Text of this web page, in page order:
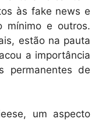
às fake news e
mínimo e outros.
estão na pauta
a importância
permanentes de
um aspecto